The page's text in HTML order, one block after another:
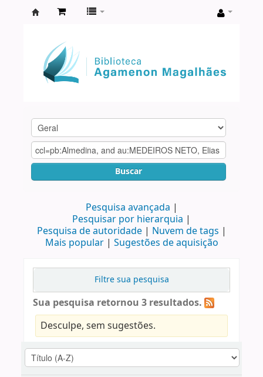
Agamenon
Magalhães
Buscar
Pesquisa avançada
Pesquisar por hierarquia
Pesquisa de autoridade
Nuvem de tags
Mais popular
Sugestões de aquisição
Filtre sua pesquisa
Sua pesquisa retornou 3 resultados.
Desculpe, sem sugestões.